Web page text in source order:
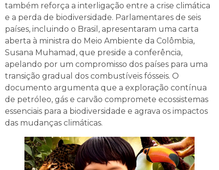
também reforça a interligação entre a crise climática
e a perda de biodiversidade. Parlamentares de seis
países, incluindo o Brasil, apresentaram uma carta
aberta à ministra do Meio Ambiente da Colômbia,
Susana Muhamad, que preside a conferência,
apelando por um compromisso dos países para uma
transição gradual dos combustíveis fósseis. O
documento argumenta que a exploração contínua
de petróleo, gás e carvão compromete ecossistemas
essenciais para a biodiversidade e agrava os impactos
das mudanças climáticas.